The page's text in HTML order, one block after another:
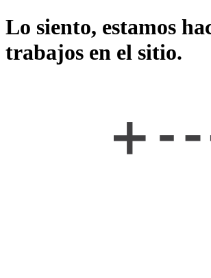
Lo siento, estamos
trabajos en el sitio.